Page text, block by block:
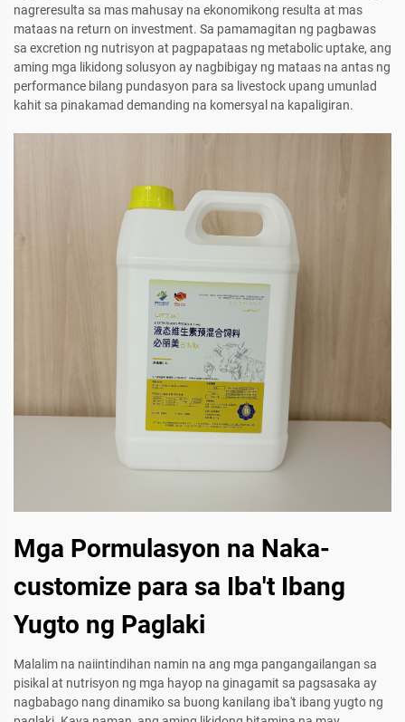
nagreresulta sa mas mahusay na ekonomikong resulta at mas
mataas na return on investment. Sa pamamagitan ng pagbawas
sa excretion ng nutrisyon at pagpapataas ng metabolic uptake, ang
aming mga likidong solusyon ay nagbibigay ng mataas na antas ng
performance bilang pundasyon para sa livestock upang umunlad
kahit sa pinakamad demanding na komersyal na kapaligiran.
Mga Pormulasyon na Naka-
customize para sa Iba't Ibang
Yugto ng Paglaki
Malalim na naiintindihan namin na ang mga pangangailangan sa
pisikal at nutrisyon ng mga hayop na ginagamit sa pagsasaka ay
nagbabago nang dinamiko sa buong kanilang iba't ibang yugto ng